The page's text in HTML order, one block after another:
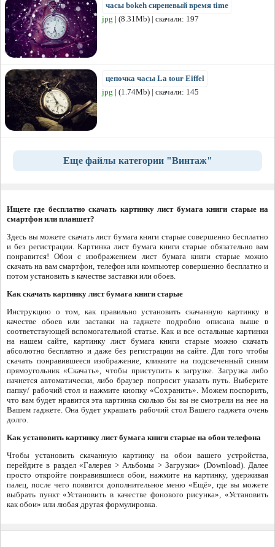
часы bokeh сиреневый время time
jpg | (8.31Mb) | скачали: 197
цепочка часы La tour Eiffel
jpg | (1.74Mb) | скачали: 145
Еще файлы категории "Винтаж"
Ищете где бесплатно скачать картинку лист бумага книги старые на
смартфон или планшет?
Здесь вы можете скачать лист бумага книги старые совершенно бесплатно
и без регистрации. Картинка лист бумага книги старые обязательно вам
понравится! Обои с изображением лист бумага книги старые можно
скачать на вам смартфон, телефон или компьютер совершенно бесплатно и
потом установить в качестве заставки или обоев.
Как скачать картинку лист бумага книги старые
Инструкцию о том, как правильно установить скачанную картинку в
качестве обоев или заставки на гаджете подробно описана выше в
соответствующей вспомогательной статье. Как и все остальные картинки
на нашем сайте, картинку лист бумага книги старые можно скачать
абсолютно бесплатно и даже без регистрации на сайте. Для того чтобы
скачать понравившееся изображение, кликните на подсвеченный синим
прямоугольник «Скачать», чтобы приступить к загрузке. Загрузка либо
начнется автоматически, либо браузер попросит указать путь. Выберите
папку/ рабочий стол и нажмите кнопку «Сохранить». Можем поспорить,
что вам будет нравится эта картинка сколько бы вы не смотрели на нее на
Вашем гаджете. Она будет украшать рабочий стол Вашего гаджета очень
долго.
Как установить картинку лист бумага книги старые на обои телефона
Чтобы установить скачанную картинку на обои вашего устройства,
перейдите в раздел «Галерея > Альбомы > Загрузки» (Download). Далее
просто откройте понравившиеся обои, нажмите на картинку, удерживая
палец, после чего появится дополнительное меню «Ещё», где вы можете
выбрать пункт «Установить в качестве фонового рисунка», «Установить
как обои» или любая другая формулировка.